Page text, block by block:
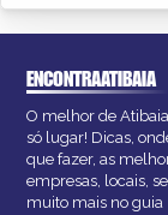
ENCONTRAATIBAIA
O melhor de
só lugar! Dicas,
que fazer, as
empresas, locais,
muito mais no guia